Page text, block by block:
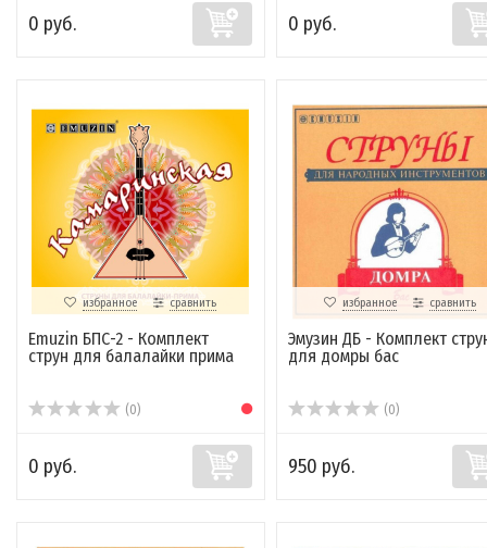
0 руб. 0 руб.
избранное сравнить
Emuzin БПС-2 - Комплект
струн для балалайки прима
(0)
0 руб.
избранное сравнить
Эмузин ДБ - Комплект
для домры бас
(0)
950 руб.